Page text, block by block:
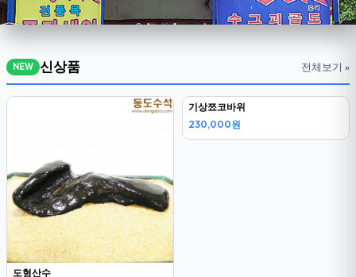
NEW 신상품 전체보기 »
도형산수